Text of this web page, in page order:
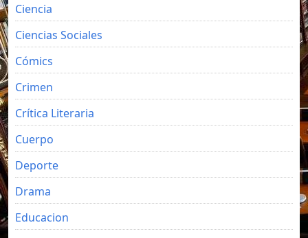
Ciencia
Ciencias Sociales
Cómics
Crimen
Crítica Literaria
Cuerpo
Deporte
Drama
Educacion